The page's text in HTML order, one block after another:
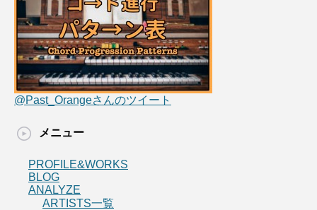
@Past_Orangeさんのツイート
メニュー
PROFILE&WORKS
BLOG
ANALYZE
ARTISTS一覧